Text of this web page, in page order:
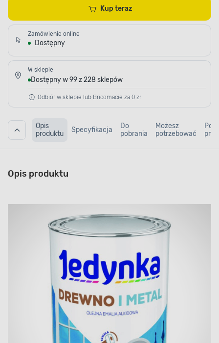
Kup teraz
Zamówienie online
Dostępny
W sklepie
Dostępny w 99 z 228 sklepów
Odbiór w sklepie lub Bricomacie za 0 zł
Opis
produktu
Specyfikacja
Do
pobrania
Możesz
potrzebować
Opis produktu